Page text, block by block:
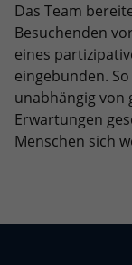
Das Team
Besuchenden
eines
eingebunden.
unabhängig von
Erwartungen
Menschen sich